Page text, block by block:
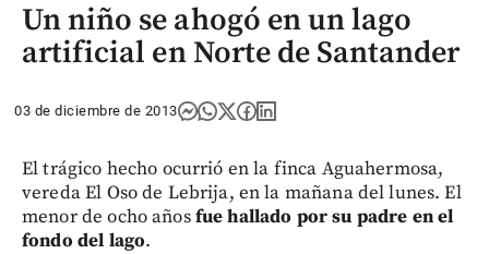
Un niño se ahogó en un lago
artificial en Norte de Santander
03 de diciembre de 2013
El trágico hecho ocurrió en la finca Aguahermosa,
vereda El Oso de Lebrija, en la mañana del lunes. El
menor de ocho añosfue hallado por su padre en el
fondo del lago.